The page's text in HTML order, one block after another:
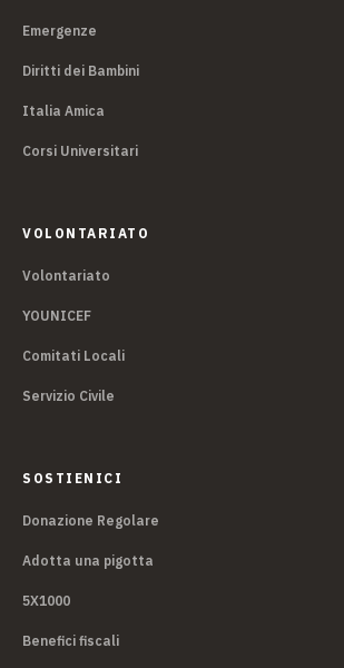
Emergenze
Diritti dei Bambini
Italia Amica
Corsi Universitari
VOLONTARIATO
Volontariato
YOUNICEF
Comitati Locali
Servizio Civile
SOSTIENICI
Donazione Regolare
Adotta una pigotta
5X1000
Benefici fiscali